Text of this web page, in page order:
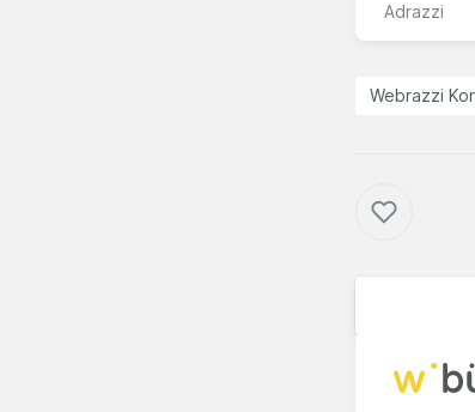
Adrazzi
Webrazzi